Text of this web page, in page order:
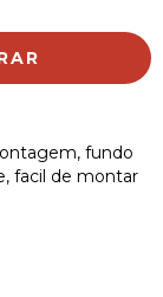
fundo
facil de montar